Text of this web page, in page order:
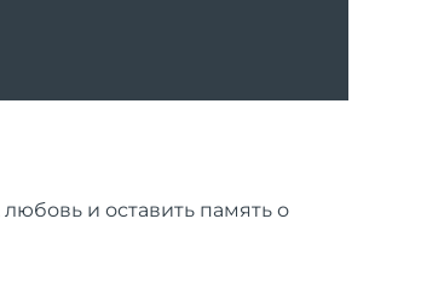
и оставить память о